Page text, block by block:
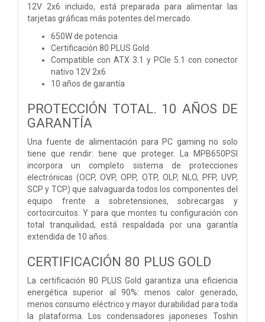
12V 2x6 incluido, está preparada para alimentar las
tarjetas gráficas más potentes del mercado.
650W de potencia
Certificación 80 PLUS Gold
Compatible con ATX 3.1 y PCIe 5.1 con conector
nativo 12V 2x6
10 años de garantía
PROTECCIÓN TOTAL. 10 AÑOS DE
GARANTÍA
Una fuente de alimentación para PC gaming no solo
tiene que rendir: tiene que proteger. La MPB650PSI
incorpora un completo sistema de protecciones
electrónicas (OCP, OVP, OPP, OTP, OLP, NLO, PFP, UVP,
SCP y TCP) que salvaguarda todos los componentes del
equipo frente a sobretensiones, sobrecargas y
cortocircuitos. Y para que montes tu configuración con
total tranquilidad, está respaldada por una garantía
extendida de 10 años.
CERTIFICACIÓN 80 PLUS GOLD
La certificación 80 PLUS Gold garantiza una eficiencia
energética superior al 90%: menos calor generado,
menos consumo eléctrico y mayor durabilidad para toda
la plataforma. Los condensadores japoneses Toshin